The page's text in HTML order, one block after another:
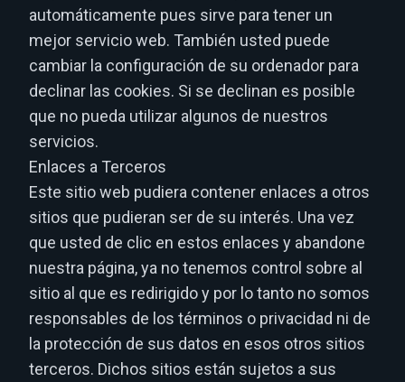
automáticamente pues sirve para tener un
mejor servicio web. También usted puede
cambiar la configuración de su ordenador para
declinar las cookies. Si se declinan es posible
que no pueda utilizar algunos de nuestros
servicios.
Enlaces a Terceros
Este sitio web pudiera contener enlaces a otros
sitios que pudieran ser de su interés. Una vez
que usted de clic en estos enlaces y abandone
nuestra página, ya no tenemos control sobre al
sitio al que es redirigido y por lo tanto no somos
responsables de los términos o privacidad ni de
la protección de sus datos en esos otros sitios
terceros. Dichos sitios están sujetos a sus